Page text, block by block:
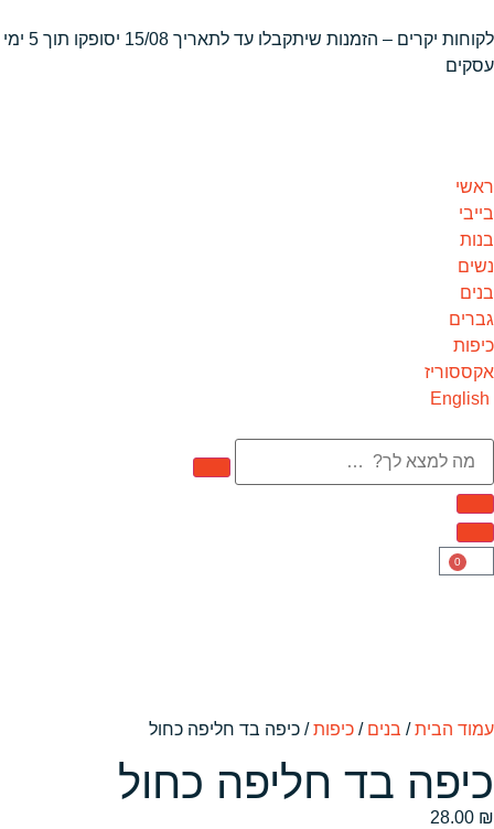
לקוחות יקרים – הזמנות שיתקבלו
עד לתאריך 15/08 יסופקו תוך 5 ימי
עסקים
ראשי
בייבי
בנות
נשים
בנים
גברים
כיפות
אקססוריז
English
0
עמוד הבית/ בנים / כיפות/ כיפה בד חליפה כחול
כיפה בד חליפה כחול
28.00 ₪